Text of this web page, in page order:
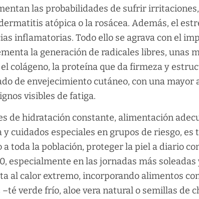
las probabilidades de sufrir
atópica o la rosácea. Además, el
inflamatorias. Todo ello se agrava con el
la generación de radicales libres, unas
colágeno, la proteína que da firmeza y
de envejecimiento cutáneo, con una mayor
visibles de fatiga.
de hidratación constante, alimentación
cuidados especiales en grupos de riesgo, es
toda la población, proteger la piel a diario
especialmente en las jornadas más soleadas
al calor extremo, incorporando alimentos
verde frío, aloe vera natural o semillas de